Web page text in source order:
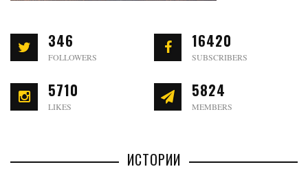
346
FOLLOWERS
16420
SUBSCRIBERS
5710
LIKES
5824
MEMBERS
ИСТОРИИ